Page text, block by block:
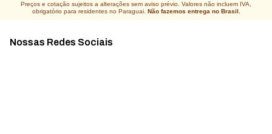
Nossas Redes Sociais
Preços e cotação sujeitos a alterações sem aviso prévio. Valores não incluem IVA,
obrigatório para residentes no Paraguai. Não fazemos entrega no Brasil.